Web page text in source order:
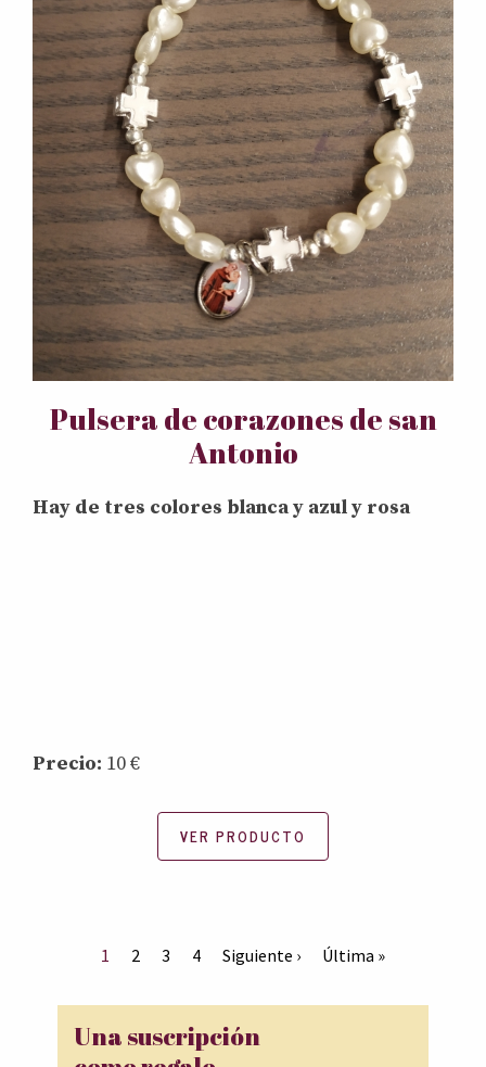
Pulsera de corazones de san
Antonio
Hay de tres colores blanca y azul y rosa
Precio: 10 €
VER PRODUCTO
1 2 3 4 Siguiente › Última »
Una suscripción